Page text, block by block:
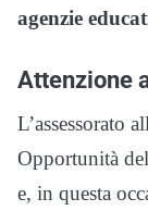
agenzie
Attenzione
L’assessorato
Opportunità
e, in questa